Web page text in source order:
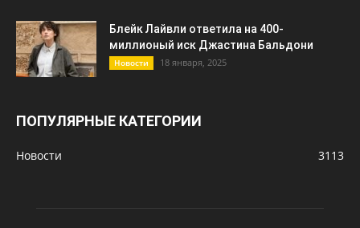
Блейк Лайвли ответила на 400-
миллионый иск Джастина Бальдони
Новости 18 января, 2025
ПОПУЛЯРНЫЕ КАТЕГОРИИ
Новости 3113